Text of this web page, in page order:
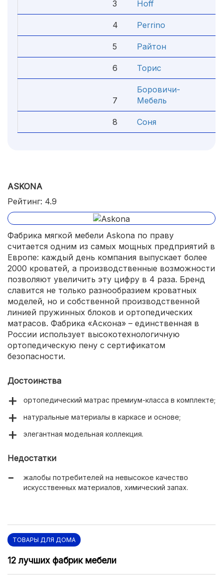
3 Hoff
4 Perrino
5 Райтон
6 Торис
7
Боровичи-
Мебель
8 Соня
ASKONA
Рейтинг: 4.9
Фабрика мягкой мебели Askona по праву
считается одним из самых мощных предприятий в
Европе: каждый день компания выпускает более
2000 кроватей, а производственные возможности
позволяют увеличить эту цифру в 4 раза. Бренд
славится не только разнообразием кроватных
моделей, но и собственной производственной
линией пружинных блоков и ортопедических
матрасов. Фабрика «Аскона» – единственная в
России использует высокотехнологичную
ортопедическую пену с сертификатом
безопасности.
Достоинства
ортопедический матрас премиум-класса в комплекте;
натуральные материалы в каркасе и основе;
элегантная модельная коллекция.
Недостатки
жалобы потребителей на невысокое качество
искусственных материалов, химический запах.
ТОВАРЫ ДЛЯ ДОМА
12 лучших фабрик мебели